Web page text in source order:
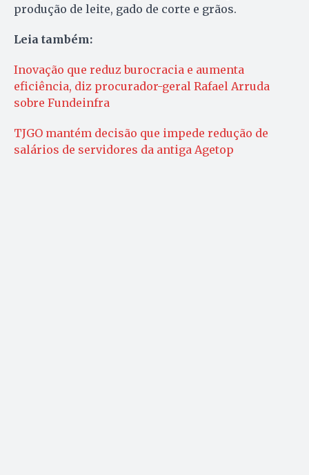
produção de leite, gado de corte e grãos.
Leia também:
Inovação que reduz burocracia e aumenta
eficiência, diz procurador-geral Rafael Arruda
sobre Fundeinfra
TJGO mantém decisão que impede redução de
salários de servidores da antiga Agetop